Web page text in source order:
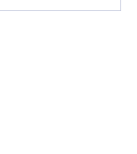
رحلةٍ مميزة